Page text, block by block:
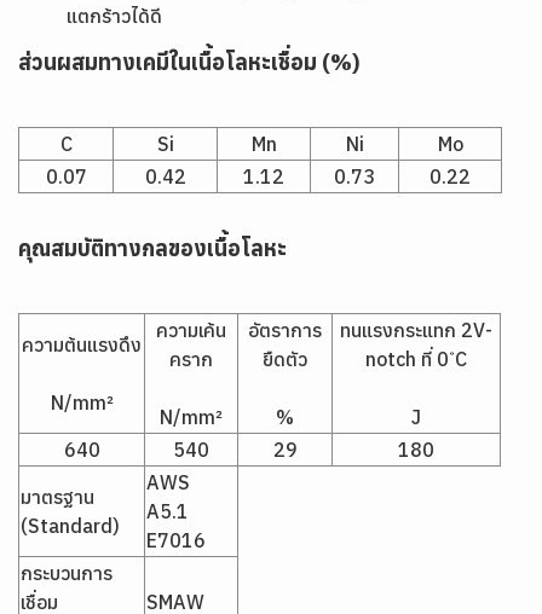
แตกร้าวได้ดี
ส่วนผสมทางเคมีในเนื้อโลหะเชื่อม (%)
C Si Mn Ni
Mo
0.07
0.42 1.12 0.73 0.22
คุณสมบัติทางกลของเนื้อโลหะ
ความต้นแรงดึง
N/mm²
ความเค้น
คราก
N/mm²
อัตราการ
ยืดตัว
%
ทนแรงกระแทก 2V-
notch ที่ 0 ํC
J
640
540 29
180
มาตรฐาน
(Standard)
AWS
A5.1
E7016
กระบวนการ
เชื่อม
SMAW